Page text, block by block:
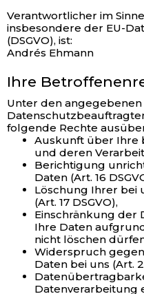
Verantwortlicher im
insbesondere der EU-
(DSGVO), ist:
Andrés Ehmann
Ihre
Unter den
folgende Rechte
Auskunft über Ihre
und deren
Berichtigung
Daten (Art. 16
Löschung Ihrer bei
(Art. 17 DSGVO),
Einschränkung der
Ihre Daten
nicht löschen dürfen
Widerspruch
Daten bei uns (Art.
Datenverarbeitung